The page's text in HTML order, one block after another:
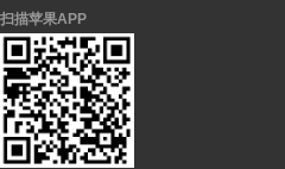
扫描苹果APP